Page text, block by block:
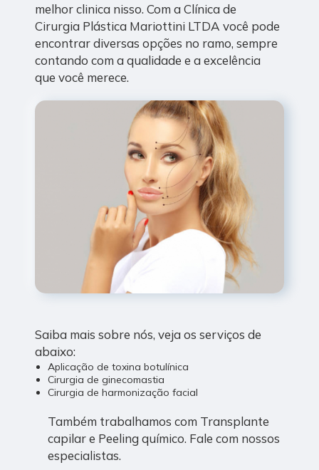
melhor clinica nisso. Com a Clínica de
Cirurgia Plástica Mariottini LTDA você pode
encontrar diversas opções no ramo, sempre
contando com a qualidade e a excelência
que você merece.
Saiba mais sobre nós, veja os serviços de
abaixo:
Aplicação de toxina botulínica
Cirurgia de ginecomastia
Cirurgia de harmonização facial
Também trabalhamos com Transplante
capilar e Peeling químico. Fale com nossos
especialistas.